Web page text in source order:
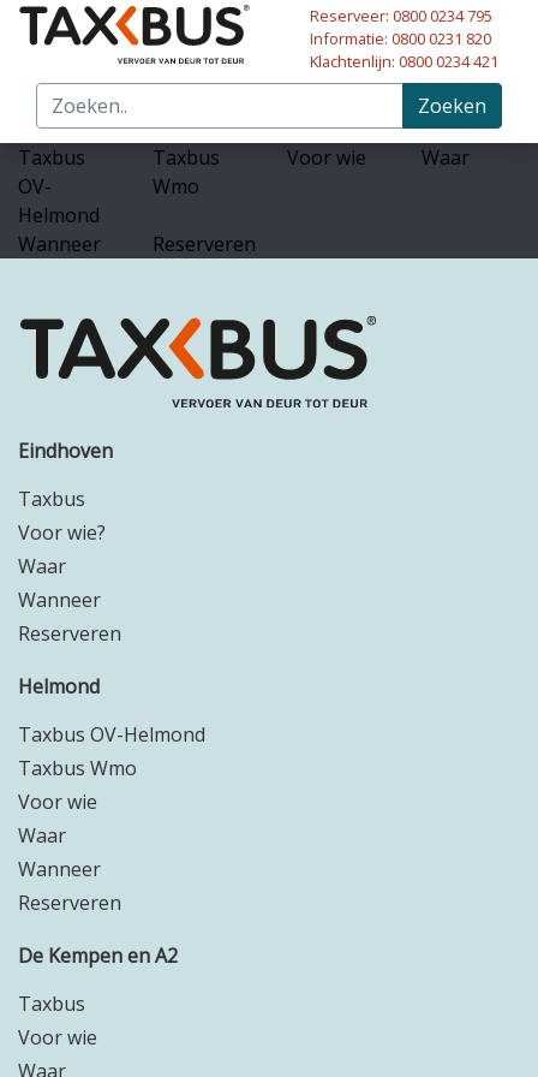
Naar hoofdinhoud
Reserveer: 0800 0234 795
Informatie: 0800 0231 820
Klachtenlijn: 0800 0234 421
Zoeken
Taxbus
OV-
Helmond
Taxbus
Wmo
Voor wie Waar
Wanneer Reserveren
Eindhoven
Taxbus
Voor wie?
Waar
Wanneer
Reserveren
Helmond
Taxbus OV-Helmond
Taxbus Wmo
Voor wie
Waar
Wanneer
Reserveren
De Kempen en A2
Taxbus
Voor wie
Waar